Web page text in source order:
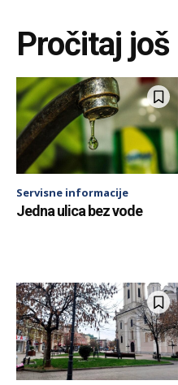
Pročitaj još
Servisne informacije
Jedna ulica bez vode